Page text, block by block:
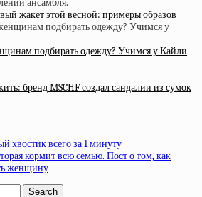
жакет этой весной: примеры образов
подбирать одежду? Учимся у Кайли
бренд MSCHF создал сандалии из сумок
хвостик всего за 1 минуту
кормит всю семью. Пост о том, как
женщину